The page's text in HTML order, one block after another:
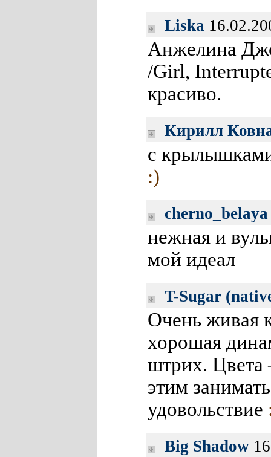
Liska
Анжелина
/Girl,
красиво.
Кирилл
с
:)
cherno_belaya
нежная и
мой идеал
T-Sugar
Очень живая
хорошая
штрих.
этим
удовольствие
Big Shadow